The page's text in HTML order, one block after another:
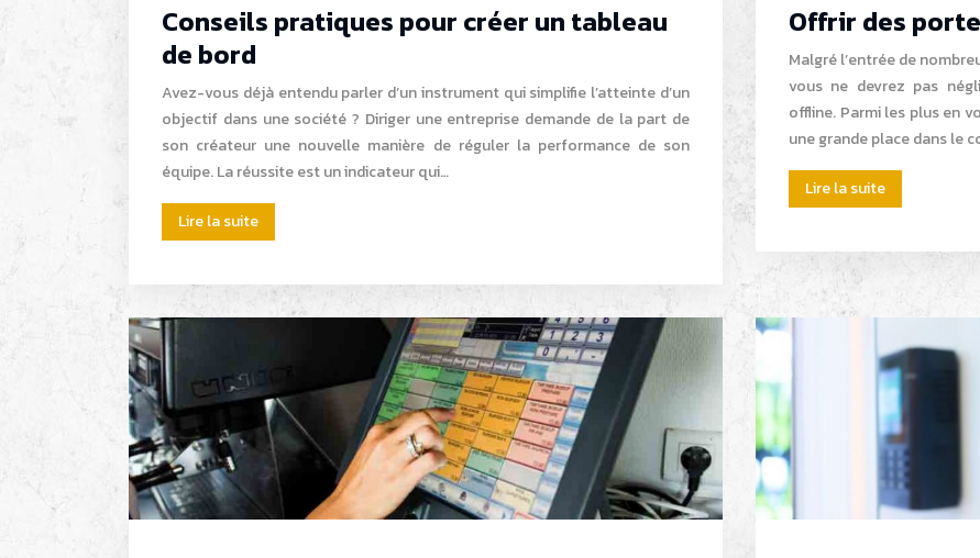
Conseils pratiques pour créer un tableau
de bord
Avez-vous déjà entendu parler d’un instrument qui simplifie l’atteinte d’un
objectif dans une société ? Diriger une entreprise demande de la part de
son créateur une nouvelle manière de réguler la performance de son
équipe. La réussite est un indicateur qui…
Lire la suite
Offrir des
Malgré l’entrée de
vous ne devrez pas
offline. Parmi les plus en
une grande place dans le
Lire la suite